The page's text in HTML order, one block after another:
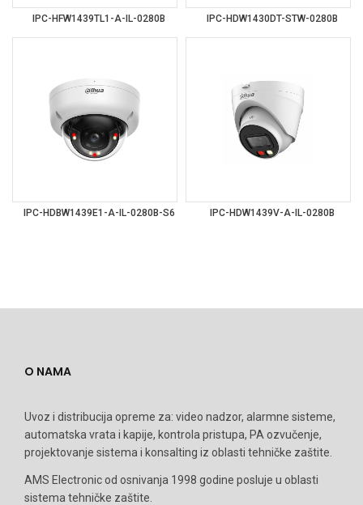
IPC-HFW1439TL1-A-IL-0280B IPC-HDW1430DT-STW-0280B
IPC-HDBW1439E1-A-IL-0280B-S6 IPC-HDW1439V-A-IL-0280B
O NAMA
Uvoz i distribucija opreme za: video nadzor, alarmne sisteme,
automatska vrata i kapije, kontrola pristupa, PA ozvučenje,
projektovanje sistema i konsalting iz oblasti tehničke zaštite.
AMS Electronic od osnivanja 1998 godine posluje u oblasti
sistema tehničke zaštite.